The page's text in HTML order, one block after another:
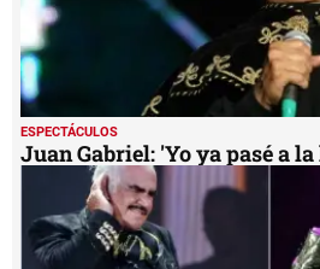
ESPECTÁCULOS
Juan Gabriel: 'Yo ya pasé a